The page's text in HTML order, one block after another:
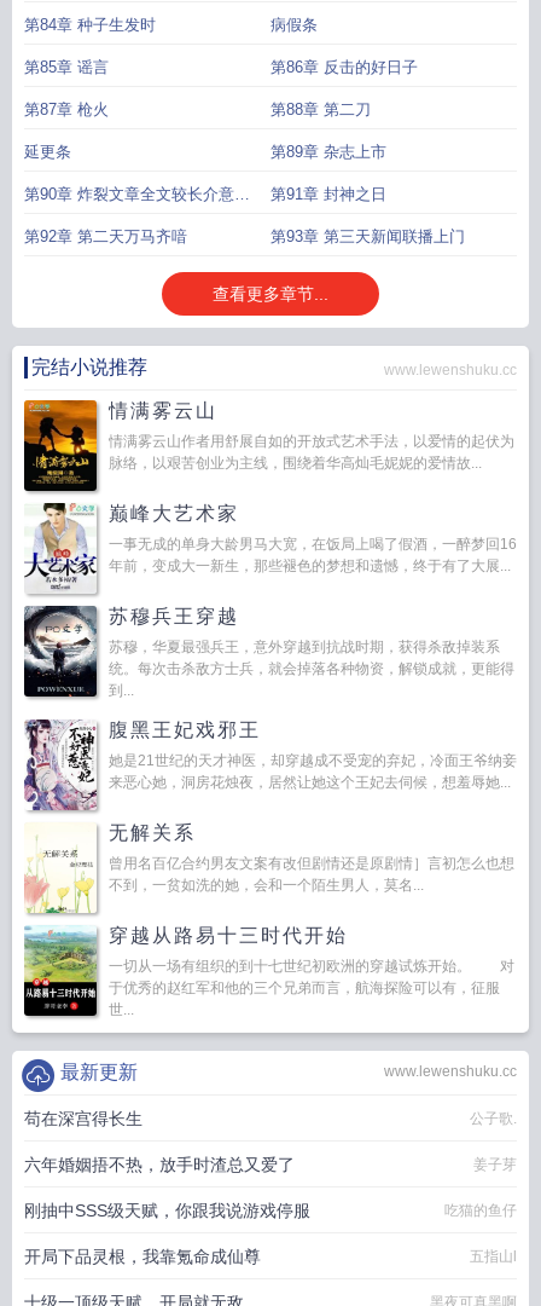
第84章 种子生发时 病假条
第85章 谣言 第86章 反击的好日子
第87章 枪火 第88章 第二刀
延更条 第89章 杂志上市
第90章 炸裂文章全文较长介意勿
定
第91章 封神之日
第92章 第二天万马齐喑 第93章 第三天新闻联播上门
查看更多章节...
完结小说推荐 www.lewenshuku.cc
情满雾云山
情满雾云山作者用舒展自如的开放式艺术手法，以爱情的起伏为
脉络，以艰苦创业为主线，围绕着华高灿毛妮妮的爱情故...
巅峰大艺术家
一事无成的单身大龄男马大宽，在饭局上喝了假酒，一醉梦回16
年前，变成大一新生，那些褪色的梦想和遗憾，终于有了大展...
苏穆兵王穿越
苏穆，华夏最强兵王，意外穿越到抗战时期，获得杀敌掉装系
统。每次击杀敌方士兵，就会掉落各种物资，解锁成就，更能得
到...
腹黑王妃戏邪王
她是21世纪的天才神医，却穿越成不受宠的弃妃，冷面王爷纳妾
来恶心她，洞房花烛夜，居然让她这个王妃去伺候，想羞辱她...
无解关系
曾用名百亿合约男友文案有改但剧情还是原剧情］言初怎么也想
不到，一贫如洗的她，会和一个陌生男人，莫名...
穿越从路易十三时代开始
一切从一场有组织的到十七世纪初欧洲的穿越试炼开始。 对
于优秀的赵红军和他的三个兄弟而言，航海探险可以有，征服
世...
www.lewenshuku.cc
最新更新
苟在深宫得长生 公子歌.
六年婚姻捂不热，放手时渣总又爱了 姜子芽
刚抽中SSS级天赋，你跟我说游戏停服 吃猫的鱼仔
开局下品灵根，我靠氪命成仙尊 五指山l
黑夜可真黑啊